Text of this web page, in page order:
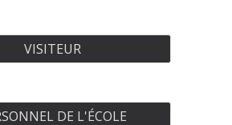
VISITEUR
DE L'ÉCOLE